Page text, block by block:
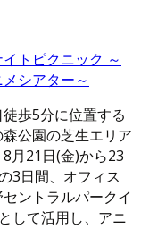
トピクニック ～
シアター～
歩5分に位置する
公園の芝生エリア
月21日(金)から23
3日間、オフィス
ントラルパークイ
して活用し、アニ